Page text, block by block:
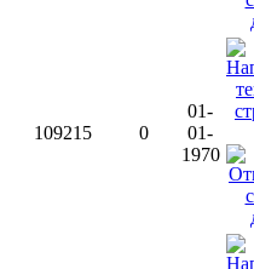
109215 0
01-
01-
1970